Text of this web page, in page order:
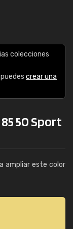
colecciones
crear una
50 Sport
ampliar este color